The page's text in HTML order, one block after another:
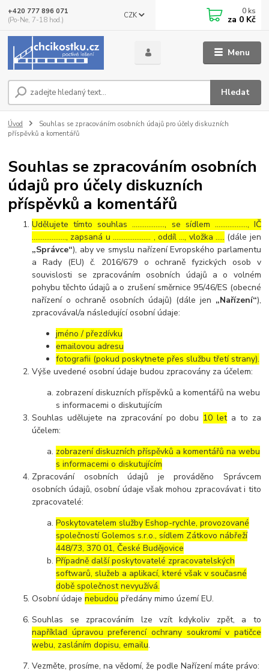
Menu
CZK
Hledat
+420 777 896 071
(Po-Ne, 7-18 hod.)
0 ks
za 0 Kč
Úvod
Souhlas se zpracováním osobních údajů pro účely diskuzních
příspěvků a komentářů
Souhlas se zpracováním osobních
údajů pro účely diskuzních
příspěvků a komentářů
Udělujete tímto souhlas ……………..., se sídlem ………………, IČ
………………., zapsaná u ………………… , oddíl …, vložka ….. (dále jen
„Správce“), aby ve smyslu nařízení Evropského parlamentu
a Rady (EU) č. 2016/679 o ochraně fyzických osob v
souvislosti se zpracováním osobních údajů a o volném
pohybu těchto údajů a o zrušení směrnice 95/46/ES (obecné
nařízení o ochraně osobních údajů) (dále jen „Nařízení“),
zpracovával/a následující osobní údaje:
jméno / přezdívku
emailovou adresu
fotografii (pokud poskytnete přes službu třetí strany).
Výše uvedené osobní údaje budou zpracovány za účelem:
zobrazení diskuzních příspěvků a komentářů na webu
s informacemi o diskutujícím
Souhlas udělujete na zpracování po dobu 10 leta to za
účelem:
zobrazení diskuzních příspěvků a komentářů na webu
s informacemi o diskutujícím
Zpracování osobních údajů je prováděno Správcem
osobních údajů, osobní údaje však mohou zpracovávat i tito
zpracovatelé:
Poskytovatelem služby Eshop-rychle, provozované
společností Golemos s.r.o., sídlem Zátkovo nábřeží
448/73, 370 01, České Budějovice
Případně další poskytovatelé zpracovatelských
softwarů, služeb a aplikací, které však v současné
době společnost nevyužívá.
Osobní údajenebudou předány mimo území EU.
Souhlas se zpracováním lze vzít kdykoliv zpět, a to
například úpravou preferencí ochrany soukromí v patičce
webu, zasláním dopisu, emailu.
Vezměte, prosíme, na vědomí, že podle Nařízení máte právo: